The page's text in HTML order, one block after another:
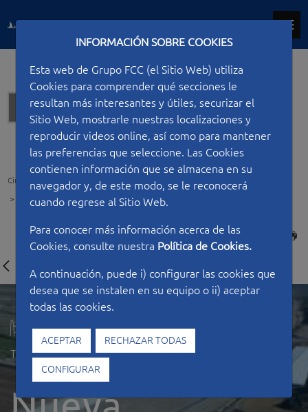
INFORMACIÓN SOBRE COOKIES
Esta web de Grupo FCC (el Sitio Web) utiliza
Cookies para comprender qué secciones le
resultan más interesantes y útiles, securizar el
Sitio Web, mostrarle nuestras localizaciones y
reproducir videos online, así como para mantener
las preferencias que seleccione. Las Cookies
contienen información que se almacena en su
navegador y, de este modo, se le reconocerá
cuando regrese al Sitio Web.
Para conocer más información acerca de las
Cookies, consulte nuestra Política de Cookies.
A continuación, puede i) configurar las cookies que
desea que se instalen en su equipo o ii) aceptar
todas las cookies.
ACEPTAR RECHAZAR TODAS
CONFIGURAR
Hidráulicas
Ciudad FCC Tipo de construcción
Hidráulicas
Nueva desaladora del Bajo Almanzora en Almería
Tipo de construcción Hidráulicas